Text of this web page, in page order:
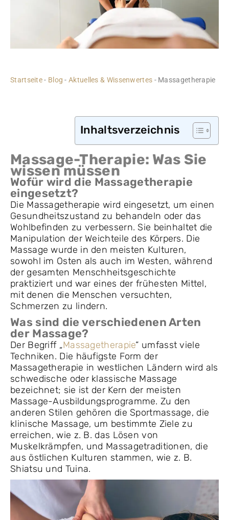
Startseite- Blog -Aktuelles & Wissenwertes - Massagetherapie
Inhaltsverzeichnis
Massage-Therapie: Was Sie
wissen müssen
Wofür wird die Massagetherapie
eingesetzt?
Die Massagetherapie wird eingesetzt, um einen
Gesundheitszustand zu behandeln oder das
Wohlbefinden zu verbessern. Sie beinhaltet die
Manipulation der Weichteile des Körpers. Die
Massage wurde in den meisten Kulturen,
sowohl im Osten als auch im Westen, während
der gesamten Menschheitsgeschichte
praktiziert und war eines der frühesten Mittel,
mit denen die Menschen versuchten,
Schmerzen zu lindern.
Was sind die verschiedenen Arten
der Massage?
Der Begriff „Massagetherapie“ umfasst viele
Techniken. Die häufigste Form der
Massagetherapie in westlichen Ländern wird als
schwedische oder klassische Massage
bezeichnet; sie ist der Kern der meisten
Massage-Ausbildungsprogramme. Zu den
anderen Stilen gehören die Sportmassage, die
klinische Massage, um bestimmte Ziele zu
erreichen, wie z. B. das Lösen von
Muskelkrämpfen, und Massagetraditionen, die
aus östlichen Kulturen stammen, wie z. B.
Shiatsu und Tuina.